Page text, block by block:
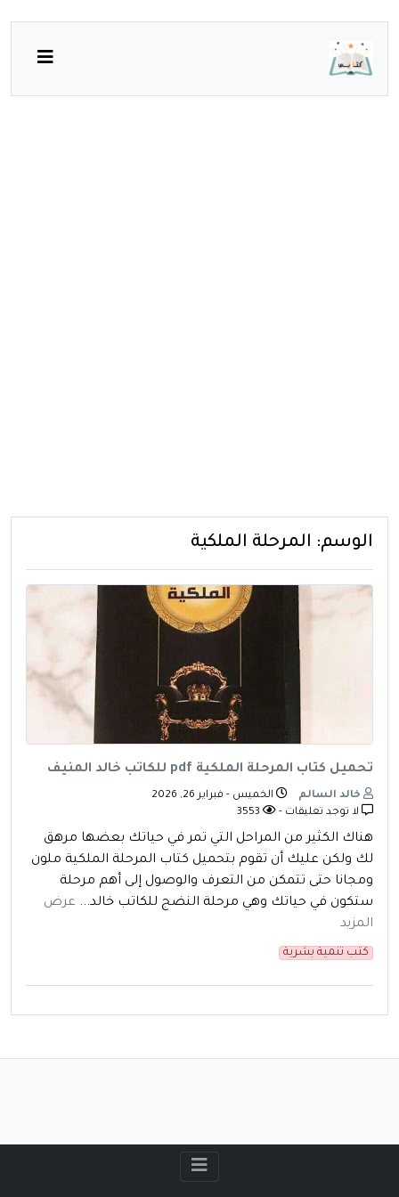
الوسم: المرحلة الملكية
تحميل كتاب المرحلة الملكية pdf للكاتب خالد المنيف
خالد السالم
الخميس - فبراير 26, 2026
لا توجد تعليقات -
هناك الكثير من المراحل التي تمر في حياتك بعضها مرهق
لك ولكن عليك أن تقوم بتحميل كتاب المرحلة الملكية ملون
ومجانا حتى تتمكن من التعرف والوصول إلى أهم مرحلة
ستكون في حياتك وهي مرحلة النضج للكاتب خالد... عرض
المزيد
كتب تنمية بشرية